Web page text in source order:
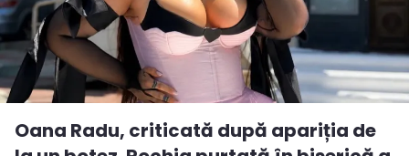
Oana Radu, criticată după apariția de